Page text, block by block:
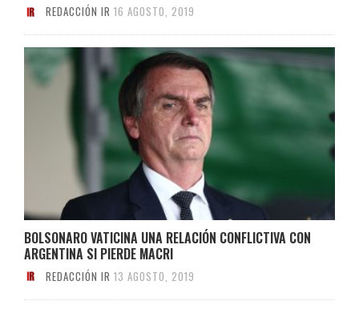
REDACCIÓN IR 16 AGOSTO, 2019
BOLSONARO VATICINA UNA RELACIÓN CONFLICTIVA CON
ARGENTINA SI PIERDE MACRI
REDACCIÓN IR 13 AGOSTO, 2019